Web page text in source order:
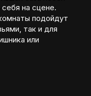
на сцене.
подойдут
так и для
или